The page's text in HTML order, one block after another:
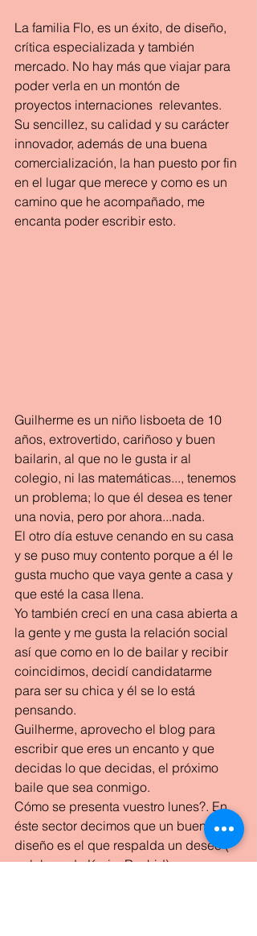
La familia Flo, es un éxito, de diseño,
crítica especializada y también
mercado. No hay más que viajar para
poder verla en un montón de
proyectos internaciones  relevantes.
Su sencillez, su calidad y su carácter
innovador, además de una buena
comercialización, la han puesto por fin
en el lugar que merece y como es un
camino que he acompañado, me
encanta poder escribir esto.
Guilherme es un niño lisboeta de 10
años, extrovertido, cariñoso y buen
bailarin, al que no le gusta ir al
colegio, ni las matemáticas..., tenemos
un problema; lo que él desea es tener
una novia, pero por ahora...nada.
El otro día estuve cenando en su casa
y se puso muy contento porque a él le
gusta mucho que vaya gente a casa y
que esté la casa llena.
Yo también crecí en una casa abierta a
la gente y me gusta la relación social
así que como en lo de bailar y recibir
coincidimos, decidí candidatarme
para ser su chica y él se lo está
pensando.
Guilherme, aprovecho el blog para
escribir que eres un encanto y que
decidas lo que decidas, el próximo
baile que sea conmigo.
Cómo se presenta vuestro lunes?. En
éste sector decimos que un buen
diseño es el que respalda un deseo (
palabras de Karim Rashid).